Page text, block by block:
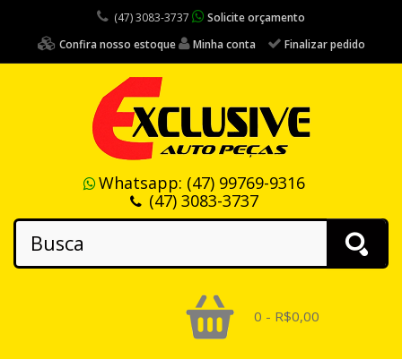
(47) 3083-3737
Solicite orçamento
Confira nosso estoque
Minha conta Finalizar pedido
Whatsapp: (47) 99769-9316
(47) 3083-3737
0 - R$0,00